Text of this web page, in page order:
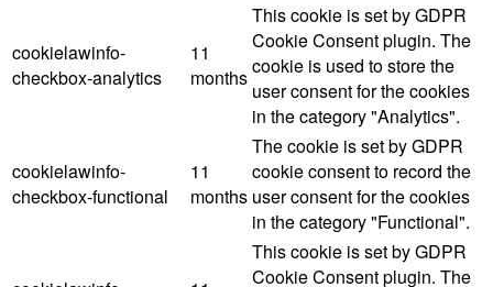
cookielawinfo-
checkbox-analytics
11
months
This cookie is set by GDPR
Cookie Consent plugin. The
cookie is used to store the
user consent for the cookies
in the category "Analytics".
cookielawinfo-
checkbox-functional
11
months
The cookie is set by GDPR
cookie consent to record the
user consent for the cookies
in the category "Functional".
This cookie is set by GDPR
Cookie Consent plugin. The